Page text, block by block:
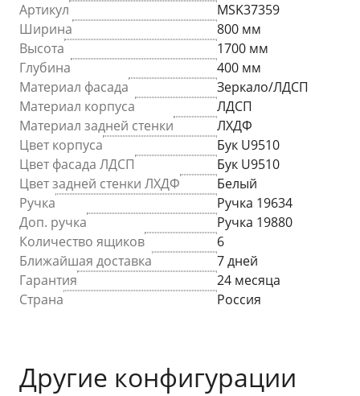
Артикул
MSK37359
Ширина
800 мм
Высота
1700 мм
Глубина
400 мм
Материал фасада
Зеркало/ЛДСП
Материал корпуса
ЛДСП
Материал задней стенки
ЛХДФ
Цвет корпуса
Бук U9510
Цвет фасада ЛДСП
Бук U9510
Цвет задней стенки ЛХДФ
Белый
Ручка
Ручка 19634
Доп. ручка
Ручка 19880
Количество ящиков
6
Ближайшая доставка
7 дней
Гарантия
24 месяца
Страна
Россия
Другие конфигурации